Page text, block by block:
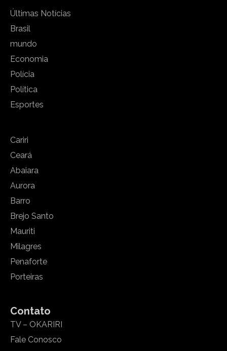
Últimas Notícias
Brasil
mundo
Economia
Polícia
Política
Esportes
Cariri
Ceará
Abaiara
Aurora
Barro
Brejo Santo
Mauriti
Milagres
Penaforte
Porteiras
Contato
TV – OKARIRI
Fale Conosco